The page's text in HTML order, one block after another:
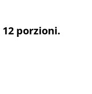
12 porzioni.